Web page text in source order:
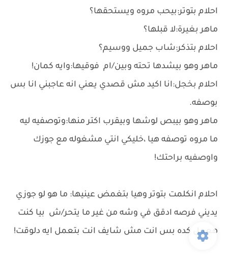
احلام بتوتر:بيحب مروه ويستحقها؟
ماهر بغيرة:لا قبلها؟
احلام بتذكر:شاب جميل ووسيم؟
ماهر وهو بيشدها تحته وبين/ام فوقيها:وايه كمان!
احلام بخجل:انا اكيد مش قصدي يعني انه عاجبني انا بس
بوصفه.
ماهر وهو بيبص لوشها وبيقرب اكتر منها:وتوصفيه ليه
ما مروه توصفه هيا ،خليكي انتي مشغوله مع جوزك
واوصفيه براحتك!
احلام انكلمت بتوتر وهيا بتغمض عينيها: ما هو لو جوزي
يديني فرصه ادقق في وشه من غير ما يتحر/ش بيا كنت
هعمل كده بس انت مش شايف انت بتعمل ايه دلوقت!